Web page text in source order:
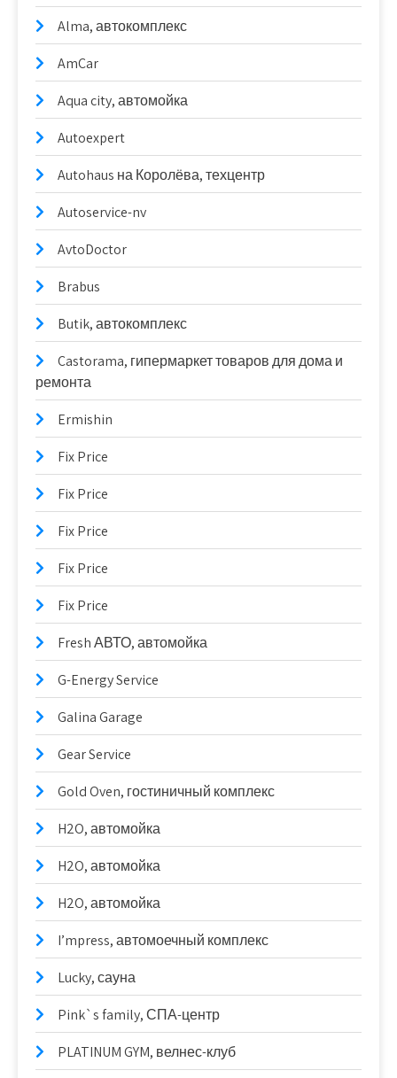
Alma, автокомплекс
AmCar
Aqua city, автомойка
Autoexpert
Autohaus на Королёва, техцентр
Autoservice-nv
AvtoDoctor
Brabus
Butik, автокомплекс
Castorama, гипермаркет товаров для дома и
ремонта
Ermishin
Fix Price
Fix Price
Fix Price
Fix Price
Fix Price
Fresh АВТО, автомойка
G-Energy Service
Galina Garage
Gear Service
Gold Oven, гостиничный комплекс
H2O, автомойка
H2O, автомойка
H2O, автомойка
I’mpress, автомоечный комплекс
Lucky, сауна
Pink`s family, СПА-центр
PLATINUM GYM, велнес-клуб